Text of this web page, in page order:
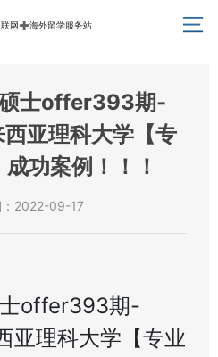
网➕海外留学服务站
士offer393期-
亚理科大学【专
功案例！！！
：2022-09-17
offer393期-
亚理科大学【专业